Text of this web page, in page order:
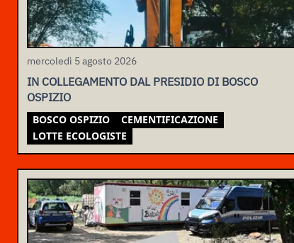
mercoledì 5 agosto 2026
IN COLLEGAMENTO DAL PRESIDIO DI BOSCO
OSPIZIO
BOSCO OSPIZIO
CEMENTIFICAZIONE
LOTTE ECOLOGISTE